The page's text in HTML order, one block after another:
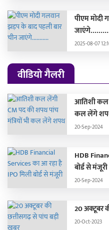
पीएम मोदी
2025-08-07
वीडियो गैलरी
आतिशी कल लेंगी CM पद की शपथ पांच मंत्रियों भी
कल
20-Sep-2024
HDB
बोर्ड से मंजूरी
20-Sep-2024
20-Oct-2023